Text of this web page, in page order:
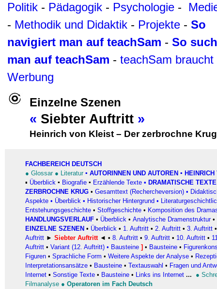
Politik - Pädagogik - Psychologie -
- Methodik und Didaktik - Projekte - So
navigiert man auf teachSam - So
man auf teachSam - teachSam braucht
Werbung
Einzelne Szenen
« Siebter Auftritt »
Heinrich von Kleist – Der zerbrochne Krug
FACHBEREICH DEUTSCH
● Glossar ● Literatur ▪ AUTORINNEN UND AUTOREN ▪
▪ Überblick ▪ Biografie ▪ Erzählende Texte • DRAMATISCHE TEXTE
ZERBROCHNE KRUG • Gesamttext (Rechercheversion) •
Aspekte • Überblick • Historischer Hintergrund •
Entstehungsgeschichte • Stoffgeschichte • Komposition des
HANDLUNGSVERLAUF • Überblick • Analytische Dramenstruktur•
EINZELNE SZENEN • Überblick • 1. Auftritt • 2. Auftritt • 3. Auftritt
Auftritt ► Siebter Auftritt ◄ • 8. Auftritt • 9. Auftritt • 10. Auftritt •
Auftritt • Variant (12. Auftritt) • Bausteine ] • Bausteine •
Figuren • Sprachliche Form • Weitere Aspekte der Analyse •
Interpretationsansätze • Bausteine • Textauswahl • Fragen und
Internet ▪ Sonstige Texte • Bausteine • Links ins Internet ... ●
Filmanalyse ● Operatoren im Fach Deutsch